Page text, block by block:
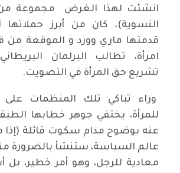
انشئت لهذا الغرض مجموعة
النسوية)، كان من أبرز حملاتها
قدمتها ماري وورد و الموقعة من
امرأة، تطالب البرلمان
تشريع حق المرأة في التصويت.
وراء تباكي تلك المنظمات على
للمرأة، يختفي جوهر خطابها
عنه بوضوح مدام سكوت قائلة (إذا
عالم السياسة، ستنشأ بالضرورة
معادية للرجل، وهو أمر خطير،